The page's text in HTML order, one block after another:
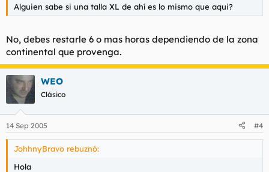
Alguien sabe si una talla XL de ahí es lo mismo que aqui?
No, debes restarle 6 o mas horas dependiendo de la zona
continental que provenga.
WEO
Clásico
14 Sep 2005 #4
JohhnyBravo rebuznó:
Hola